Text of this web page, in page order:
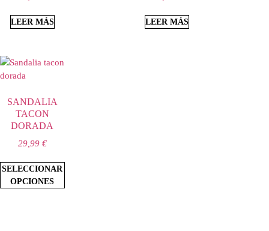
LEER MÁS LEER MÁS
SANDALIA
TACON
DORADA
29,99 €
SELECCIONAR
OPCIONES